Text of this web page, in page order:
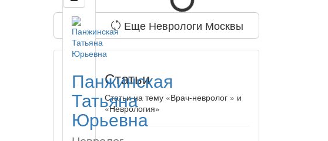
Панжинская
Татьяна
Юрьевна
Еще Неврологи Москвы
Статьи
Статьи на тему «Врач-невролог » и
«Неврология»